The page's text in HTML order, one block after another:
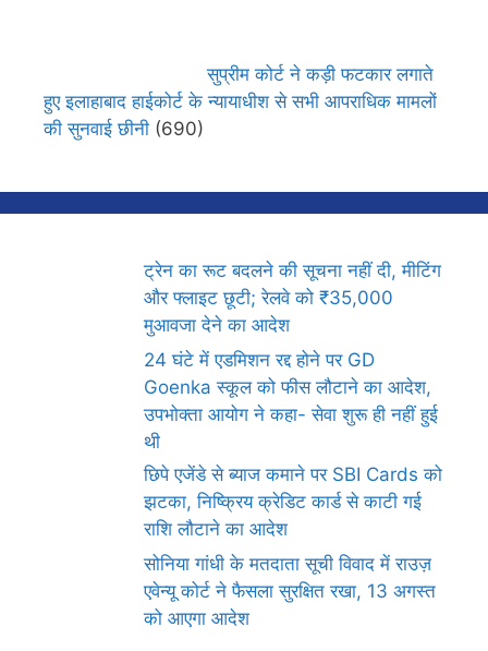
सुप्रीम कोर्ट ने कड़ी फटकार लगाते
हुए इलाहाबाद हाईकोर्ट के न्यायाधीश से सभी आपराधिक मामलों
की सुनवाई छीनी (690)
ट्रेन का रूट बदलने की सूचना नहीं दी, मीटिंग
और फ्लाइट छूटी; रेलवे को ₹35,000
मुआवजा देने का आदेश
24 घंटे में एडमिशन रद्द होने पर GD
Goenka स्कूल को फीस लौटाने का आदेश,
उपभोक्ता आयोग ने कहा- सेवा शुरू ही नहीं हुई
थी
छिपे एजेंडे से ब्याज कमाने पर SBI Cards को
झटका, निष्क्रिय क्रेडिट कार्ड से काटी गई
राशि लौटाने का आदेश
सोनिया गांधी के मतदाता सूची विवाद में राउज़
एवेन्यू कोर्ट ने फैसला सुरक्षित रखा, 13 अगस्त
को आएगा आदेश